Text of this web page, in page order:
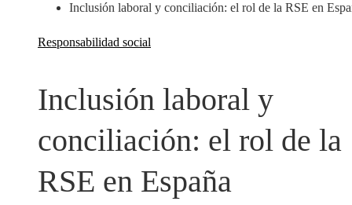
Inclusión laboral y conciliación: el rol de la RSE en
Responsabilidad social
Inclusión laboral y
conciliación: el rol de la
RSE en España